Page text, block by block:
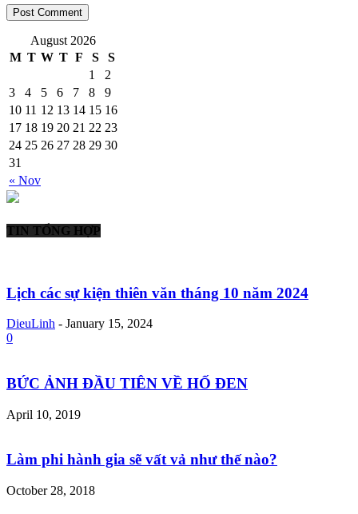
August 2026
M T W T F S S
« Nov
1
2
3
4 5 6 7 8
9
10 11 12 13 14 15 16
17 18 19 20 21 22 23
24 25 26 27 28 29 30
31
TIN TỔNG HỢP
Lịch các sự kiện thiên văn tháng 10 năm 2024
DieuLinh - January 15, 2024
0
BỨC ẢNH ĐẦU TIÊN VỀ HỐ ĐEN
April 10, 2019
Làm phi hành gia sẽ vất vả như thế nào?
October 28, 2018